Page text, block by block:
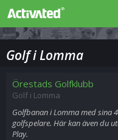
Golf i Lomma
Örestads Golfklubb
Golf i Lomma
Golfbanan i Lomma med sina
golfspelare. Här kan även du
Play.